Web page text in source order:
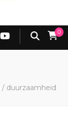
0
/ duurzaamheid